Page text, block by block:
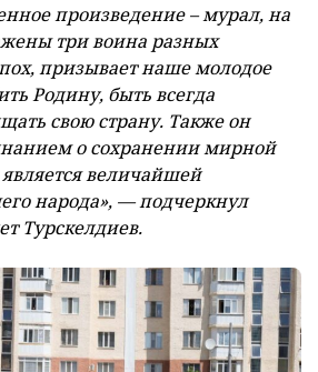
произведение – мурал, на
три воина разных
призывает наше молодое
Родину, быть всегда
свою страну. Также он
о сохранении мирной
величайшей
народа», — подчеркнул
Турскелдиев.